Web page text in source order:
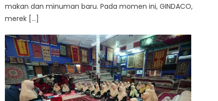
makan dan minuman baru. Pada momen ini, GINDACO,
merek […]